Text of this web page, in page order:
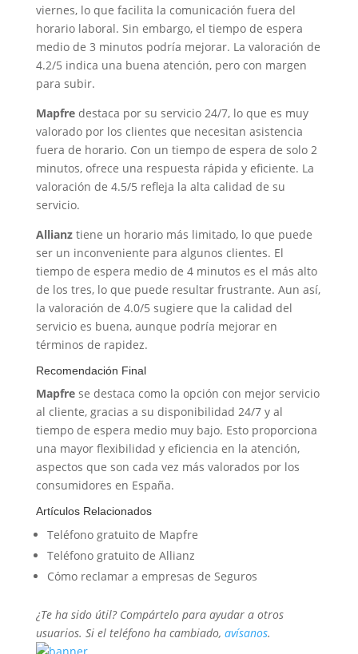
viernes, lo que facilita la comunicación fuera del
horario laboral. Sin embargo, el tiempo de espera
medio de 3 minutos podría mejorar. La valoración de
4.2/5 indica una buena atención, pero con margen
para subir.
Mapfredestaca por su servicio 24/7, lo que es muy
valorado por los clientes que necesitan asistencia
fuera de horario. Con un tiempo de espera de solo 2
minutos, ofrece una respuesta rápida y eficiente. La
valoración de 4.5/5 refleja la alta calidad de su
servicio.
Allianztiene un horario más limitado, lo que puede
ser un inconveniente para algunos clientes. El
tiempo de espera medio de 4 minutos es el más alto
de los tres, lo que puede resultar frustrante. Aun así,
la valoración de 4.0/5 sugiere que la calidad del
servicio es buena, aunque podría mejorar en
términos de rapidez.
Recomendación Final
Mapfrese destaca como la opción con mejor servicio
al cliente, gracias a su disponibilidad 24/7 y al
tiempo de espera medio muy bajo. Esto proporciona
una mayor flexibilidad y eficiencia en la atención,
aspectos que son cada vez más valorados por los
consumidores en España.
Artículos Relacionados
Teléfono gratuito de Mapfre
Teléfono gratuito de Allianz
Cómo reclamar a empresas de Seguros
¿Te ha sido útil? Compártelo para ayudar a otros
usuarios. Si el teléfono ha cambiado, avísanos.